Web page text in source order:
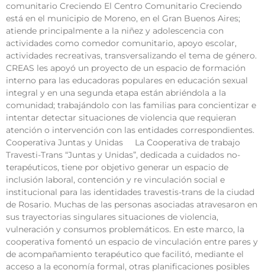
comunitario Creciendo El Centro Comunitario Creciendo
está en el municipio de Moreno, en el Gran Buenos Aires;
atiende principalmente a la niñez y adolescencia con
actividades como comedor comunitario, apoyo escolar,
actividades recreativas, transversalizando el tema de género.
CREAS les apoyó un proyecto de un espacio de formación
interno para las educadoras populares en educación sexual
integral y en una segunda etapa están abriéndola a la
comunidad; trabajándolo con las familias para concientizar e
intentar detectar situaciones de violencia que requieran
atención o intervención con las entidades correspondientes.
Cooperativa Juntas y Unidas La Cooperativa de trabajo
Travesti-Trans “Juntas y Unidas”, dedicada a cuidados no-
terapéuticos, tiene por objetivo generar un espacio de
inclusión laboral, contención y re vinculación social e
institucional para las identidades travestis-trans de la ciudad
de Rosario. Muchas de las personas asociadas atravesaron en
sus trayectorias singulares situaciones de violencia,
vulneración y consumos problemáticos. En este marco, la
cooperativa fomentó un espacio de vinculación entre pares y
de acompañamiento terapéutico que facilitó, mediante el
acceso a la economía formal, otras planificaciones posibles